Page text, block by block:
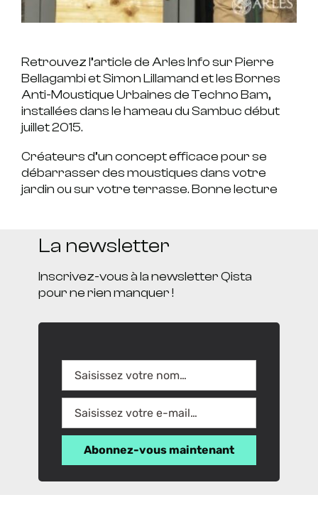
Retrouvez l’article de Arles Info sur Pierre
Bellagambi et Simon Lillamand et les Bornes
Anti-Moustique Urbaines de Techno Bam,
installées dans le hameau du Sambuc début
juillet 2015.
Créateurs d’un concept efficace pour se
débarrasser des moustiques dans votre
jardin ou sur votre terrasse. Bonne lecture
La newsletter
Inscrivez-vous à la newsletter Qista
pour ne rien manquer !